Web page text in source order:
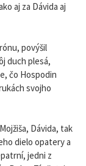
aj za Dávida aj
povýšil
duch plesá,
čo Hospodin
svojho
Dávida, tak
dielo opatery a
jedni z